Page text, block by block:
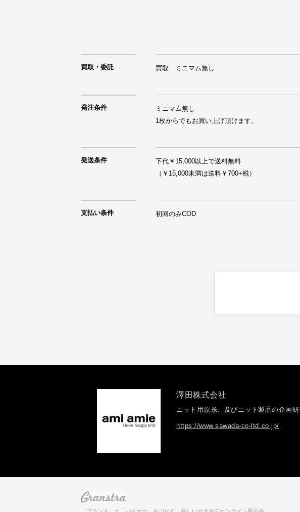
買取・委託 買取　ミニマム無し
発注条件
ミニマム無し
1枚からでもお買い上げ頂けます。
発送条件
下代￥15,000以上で送料無料
支払い条件
澤田株式会社
ニット用原糸、及びニット製品の企画
https://www.sawada-co-ltd.co.jp/